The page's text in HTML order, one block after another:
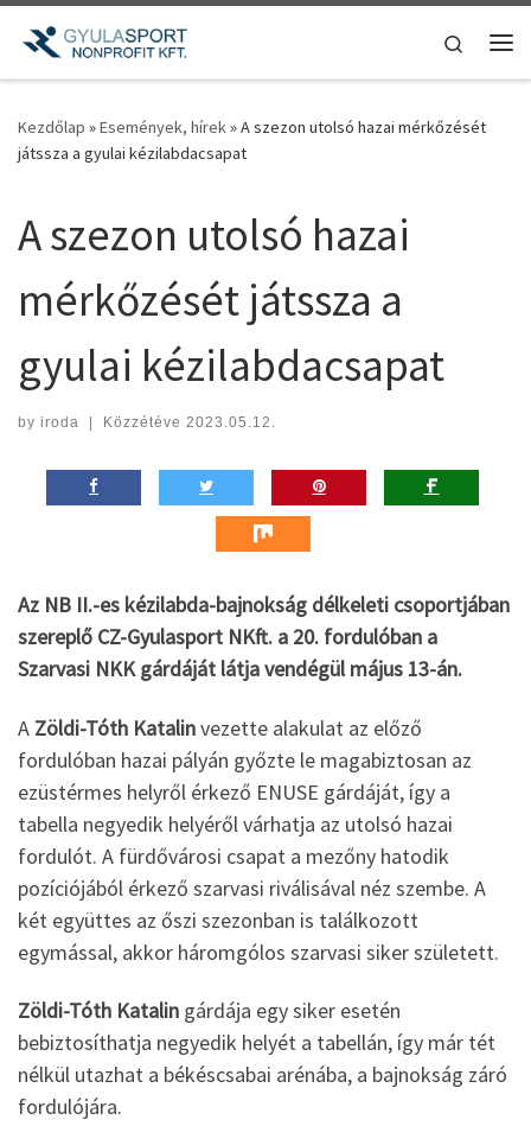
Teljes tartalom megjelenítése
Search
Kezdőlap »Események, hírek»A szezon utolsó hazai mérkőzését
játssza a gyulai kézilabdacsapat
A szezon utolsó hazai
mérkőzését játssza a
gyulai kézilabdacsapat
by iroda | Közzétéve 2023.05.12.
Az NB II.-es kézilabda-bajnokság délkeleti csoportjában
szereplő CZ-Gyulasport NKft. a 20. fordulóban a
Szarvasi NKK gárdáját látja vendégül május 13-án.
A Zöldi-Tóth Katalinvezette alakulat az előző
fordulóban hazai pályán győzte le magabiztosan az
ezüstérmes helyről érkező ENUSE gárdáját, így a
tabella negyedik helyéről várhatja az utolsó hazai
fordulót. A fürdővárosi csapat a mezőny hatodik
pozíciójából érkező szarvasi riválisával néz szembe. A
két együttes az őszi szezonban is találkozott
egymással, akkor háromgólos szarvasi siker született.
Zöldi-Tóth Katalin gárdája egy siker esetén
bebiztosíthatja negyedik helyét a tabellán, így már tét
nélkül utazhat a békéscsabai arénába, a bajnokság záró
fordulójára.